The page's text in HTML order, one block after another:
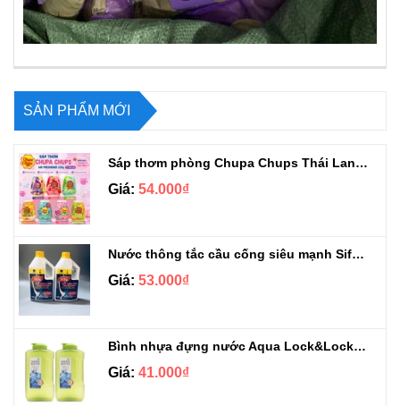
SẢN PHẨM MỚI
Sáp thơm phòng Chupa Chups Thái Lan 230g
Giá: 54.000₫
Nước thông tắc cầu cống siêu mạnh Sifa 1.4kg
Giá: 53.000₫
Bình nhựa đựng nước Aqua Lock&Lock 2.1L
Giá: 41.000₫